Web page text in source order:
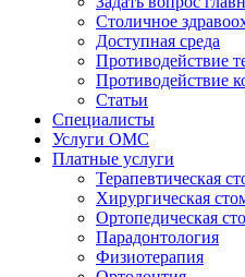
Столичное
Доступная среда
Противодействие
Противодействие
Статьи
Специалисты
Услуги ОМС
Платные услуги
Терапевтическая
Хирургическая
Ортопедическая
Парадонтология
Физиотерапия